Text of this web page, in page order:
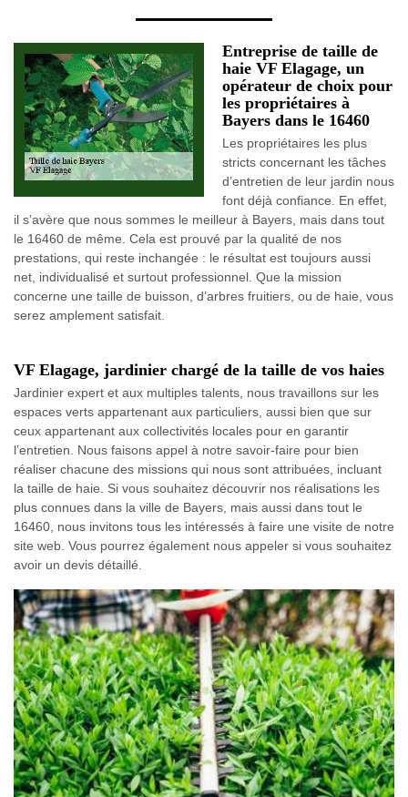
Entreprise de taille de
haie VF Elagage, un
opérateur de choix pour
les propriétaires à
Bayers dans le 16460
Les propriétaires les plus
stricts concernant les tâches
d’entretien de leur jardin nous
font déjà confiance. En effet,
il s’avère que nous sommes le meilleur à Bayers, mais dans tout
le 16460 de même. Cela est prouvé par la qualité de nos
prestations, qui reste inchangée : le résultat est toujours aussi
net, individualisé et surtout professionnel. Que la mission
concerne une taille de buisson, d’arbres fruitiers, ou de haie, vous
serez amplement satisfait.
VF Elagage, jardinier chargé de la taille de vos haies
Jardinier expert et aux multiples talents, nous travaillons sur les
espaces verts appartenant aux particuliers, aussi bien que sur
ceux appartenant aux collectivités locales pour en garantir
l’entretien. Nous faisons appel à notre savoir-faire pour bien
réaliser chacune des missions qui nous sont attribuées, incluant
la taille de haie. Si vous souhaitez découvrir nos réalisations les
plus connues dans la ville de Bayers, mais aussi dans tout le
16460, nous invitons tous les intéressés à faire une visite de notre
site web. Vous pourrez également nous appeler si vous souhaitez
avoir un devis détaillé.